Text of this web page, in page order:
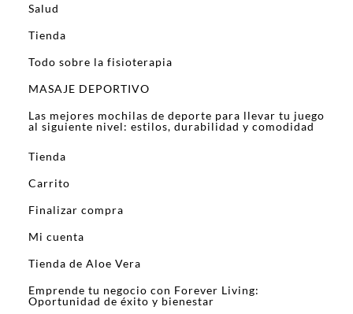
Salud
Tienda
Todo sobre la fisioterapia
MASAJE DEPORTIVO
Las mejores mochilas de deporte para llevar tu juego
al siguiente nivel: estilos, durabilidad y comodidad
Tienda
Carrito
Finalizar compra
Mi cuenta
Tienda de Aloe Vera
Emprende tu negocio con Forever Living:
Oportunidad de éxito y bienestar